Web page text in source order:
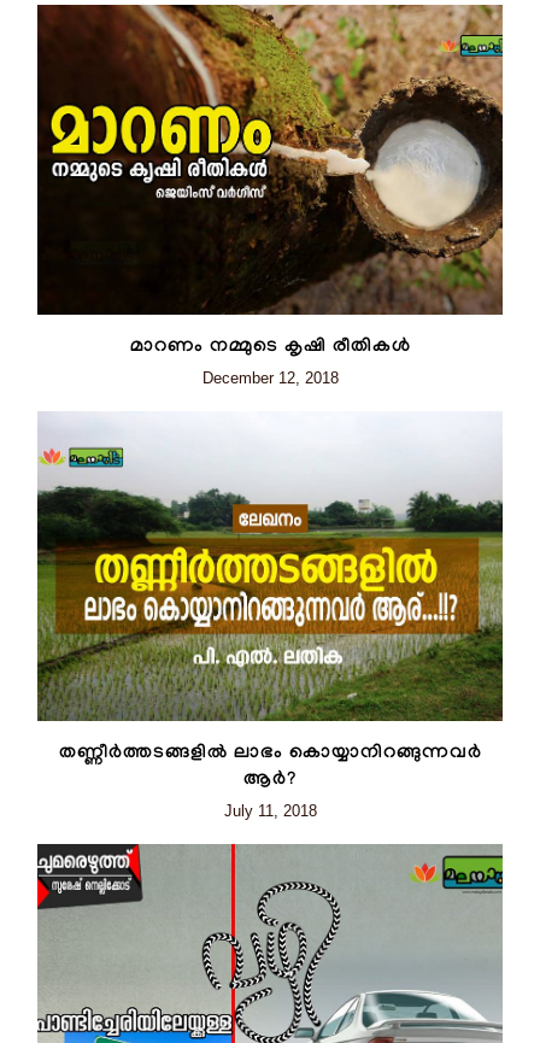
മാറണം നമ്മുടെ കൃഷി രീതികൾ
December 12, 2018
തണ്ണീർത്തടങ്ങളിൽ ലാഭം കൊയ്യാനിറങ്ങുന്നവർ
ആർ?
July 11, 2018